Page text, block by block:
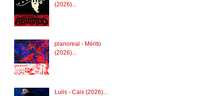
(2026)...
planoreal - Mérito
(2026)...
Lulis - Cais (2026)...